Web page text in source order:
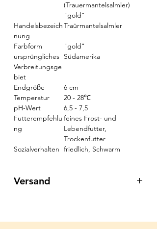
(Trauermantelsalmler)
"gold"
Handelsbezeich
nung
Traürmantelsalmler
Farbform
"gold"
ursprüngliches
Verbreitungsge
biet
Südamerika
Endgröße
6 cm
Temperatur
20 - 28℃
pH-Wert
6,5 - 7,5
Futterempfehlu
ng
feines Frost- und
Lebendfutter,
Trockenfutter
Sozialverhalten friedlich, Schwarm
Versand
Wir danken für Ihr Verständnis.